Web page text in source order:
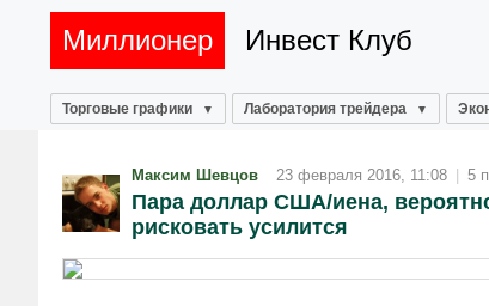
Миллионер Инвест Клуб
Торговые графики Лаборатория трейдера
Максим Шевцов 23 февраля 2016, 11:08 5
Пара доллар США/иена,
рисковать усилится